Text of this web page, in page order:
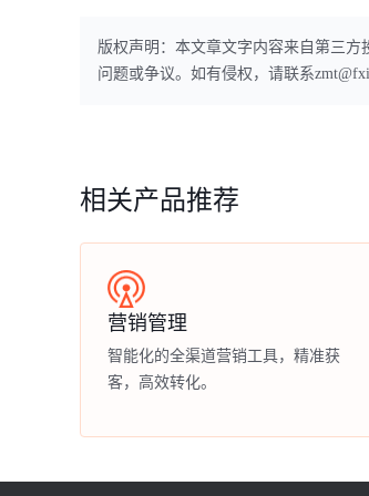
版权声明：本文章文字内容来自第三
问题或争议。如有侵权，请联系
相关产品推荐
营销管理
智能化的全渠道营销工具，精准获
客，高效转化。